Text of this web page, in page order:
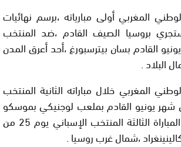
المغربي أولى مبارياته ،برسم نهائيات
بروسيا الصيف القادم ،ضد المنتخب
يوم 15 من يونيو القادم بسان بيترسبورغ ،أحد أعرق المدن
البلاد .
المغربي خلال مباراته الثانية المنتخب
يوم 20 من شهر يونيو القادم بملعب لوجنيكي بموسكو
،على أن يقابل خلال المباراة الثالثة المنتخب الإسباني يوم 25 من
،شمال غرب روسيا .